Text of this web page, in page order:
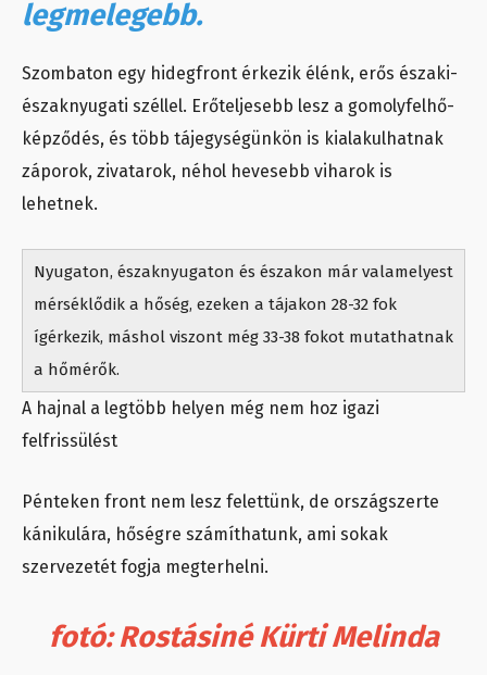
legmelegebb.
Szombaton egy hidegfront érkezik élénk, erős északi-
északnyugati széllel. Erőteljesebb lesz a gomolyfelhő-
képződés, és több tájegységünkön is kialakulhatnak
záporok, zivatarok, néhol hevesebb viharok is
lehetnek.
Nyugaton, északnyugaton és északon már valamelyest
mérséklődik a hőség, ezeken a tájakon 28-32 fok
ígérkezik, máshol viszont még 33-38 fokot mutathatnak
a hőmérők.
A hajnal a legtöbb helyen még nem hoz igazi
felfrissülést
Pénteken front nem lesz felettünk, de országszerte
kánikulára, hőségre számíthatunk, ami sokak
szervezetét fogja megterhelni.
fotó: Rostásiné Kürti Melinda